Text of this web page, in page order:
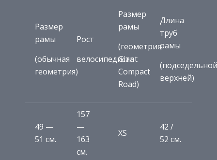
Размер
рамы
(обычная
геометрия)
Рост
велосипедиста
Размер
рамы
(геометрия
Giant
Compact
Road)
Длина
труб
рамы
верхней)
49 —
51 см.
157
—
163
см.
XS
42 /
52 см.